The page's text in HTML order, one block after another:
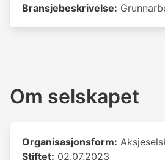
Bransjebeskrivelse:
Om selskapet
Organisasjonsform:
Stiftet: 02.07.2023